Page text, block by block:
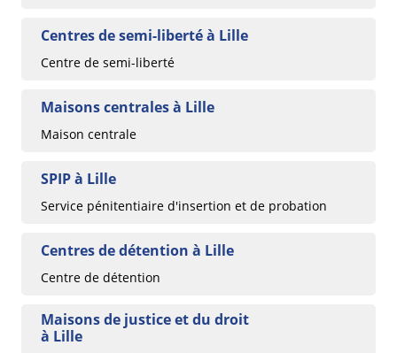
Centres de semi-liberté à Lille
Centre de semi-liberté
Maisons centrales à Lille
Maison centrale
SPIP à Lille
Service pénitentiaire d'insertion et de probation
Centres de détention à Lille
Centre de détention
Maisons de justice et du droit
à Lille